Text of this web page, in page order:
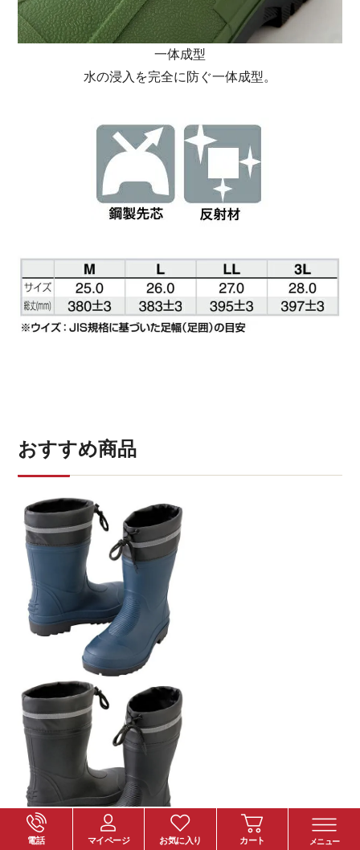
一体成型
水の浸入を完全に防ぐ一体成型。
おすすめ商品
電話 マイページ お気に入り カート メニュー